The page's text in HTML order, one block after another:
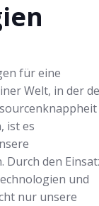
für eine
Welt, in der
ist es
Durch den
und
nur unsere